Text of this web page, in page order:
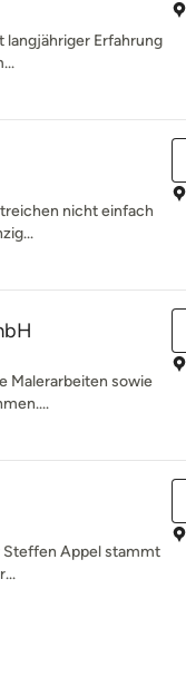
Erfahrung
nicht einfach
Malerarbeiten sowie
Steffen Appel stammt